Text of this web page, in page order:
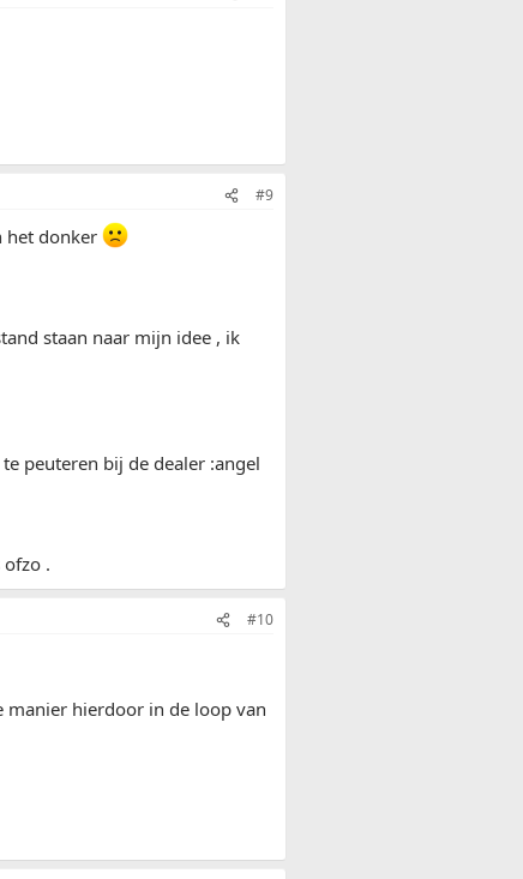
#9
het donker
staan naar mijn idee , ik
peuteren bij de dealer :angel
.
#10
manier hierdoor in de loop van